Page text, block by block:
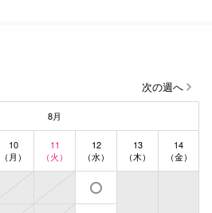
次の週へ
8月
10
（月）
11
（火）
12
（水）
13
（木）
14
（金）